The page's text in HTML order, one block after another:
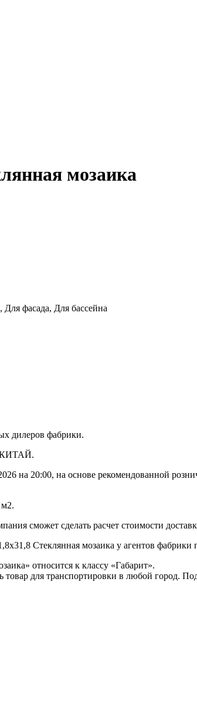
мозаика
фасада, Для бассейна
дилеров фабрики.
КИТАЙ.
на 20:00, на основе рекомендованной
сможет сделать расчет стоимости
Стеклянная мозаика у агентов фабрики
относится к классу «Габарит».
для транспортировки в любой город.